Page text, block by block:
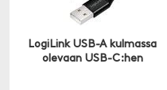
LogiLink USB-A kulmassa
olevaan USB-C:hen